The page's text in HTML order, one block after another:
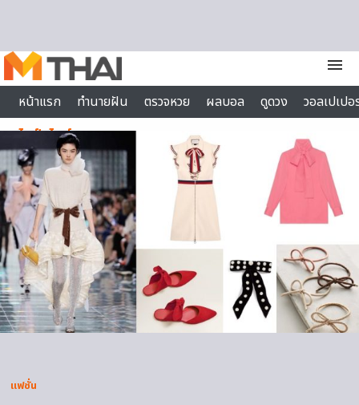
menu
หน้าแรก
ทำนายฝัน ตรวจหวย ผลบอล ดูดวง
วอลเปเป
ไลฟ์สไตล์
แฟชั่น